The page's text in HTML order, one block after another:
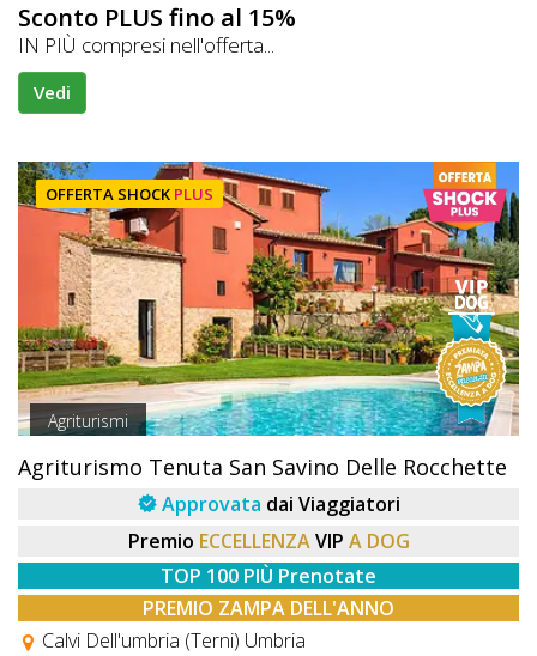
Sconto PLUS fino al 15%
IN PIÙ compresi nell'offerta...
Vedi
OFFERTA SHOCK PLUS
Agriturismi
Agriturismo Tenuta San Savino Delle Rocchette
Approvata dai Viaggiatori
Premio ECCELLENZA VIP A DOG
TOP 100 PIÙ Prenotate
PREMIO ZAMPA DELL'ANNO
Calvi Dell'umbria (Terni) Umbria